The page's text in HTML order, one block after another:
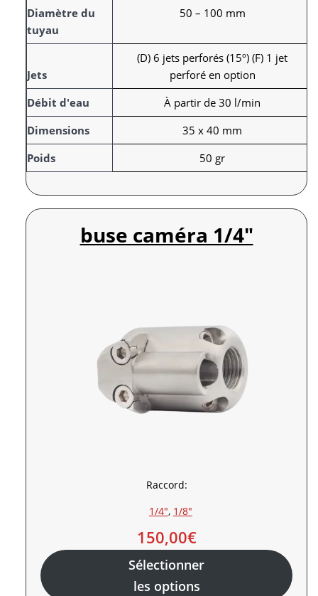
r
i
b
t
s
V
a
l
u
r
Diamètre du
tuyau
50 – 100 mm
Jets
(D) 6 jets perforés (15º) (F) 1 jet
perforé en option
Débit d'eau
À partir de 30 l/min
Dimensions
35 x 40 mm
Poids
50 gr
buse caméra 1/4″
Raccord:
1/4″, 1/8″
150,00€
Sélectionner
les options